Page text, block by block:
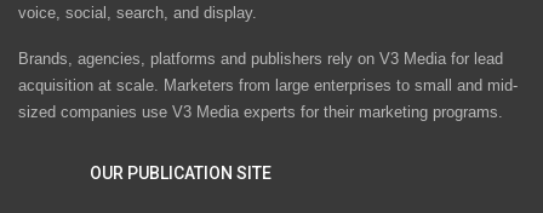
voice, social, search, and display.
Brands, agencies, platforms and publishers rely on V3 Media for lead
acquisition at scale. Marketers from large enterprises to small and mid-
sized companies use V3 Media experts for their marketing programs.
OUR PUBLICATION SITE